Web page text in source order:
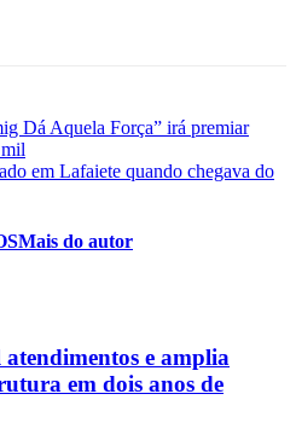
Dá Aquela Força” irá premiar
em Lafaiete quando chegava do
Mais do autor
e amplia
em dois anos de